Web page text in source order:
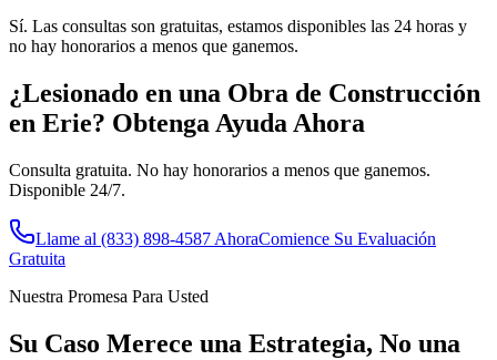
Sí. Las consultas son gratuitas, estamos disponibles las 24 horas y
no hay honorarios a menos que ganemos.
¿Lesionado en una Obra de Construcción
en Erie? Obtenga Ayuda Ahora
Consulta gratuita. No hay honorarios a menos que ganemos.
Disponible 24/7.
Llame al (833) 898-4587 AhoraComience Su Evaluación
Gratuita
Nuestra Promesa Para Usted
Su Caso Merece una Estrategia, No una